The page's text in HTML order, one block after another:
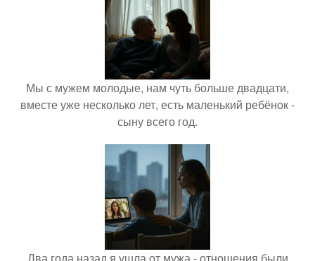
Мы с мужем молодые, нам чуть больше двадцати,
вместе уже несколько лет, есть маленький ребёнок -
сыну всего год.